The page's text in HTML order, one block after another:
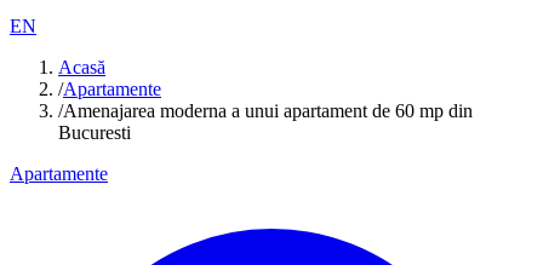
EN
Acasă
/Apartamente
/Amenajarea moderna a unui apartament de 60 mp din
Bucuresti
Apartamente